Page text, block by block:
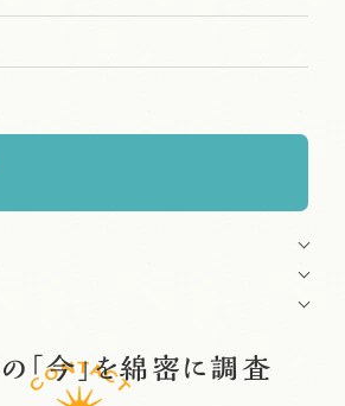
CONTACT
「今」を綿密に調査